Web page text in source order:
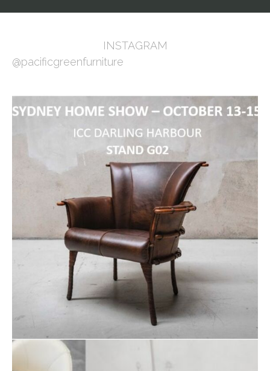
INSTAGRAM
@pacificgreenfurniture